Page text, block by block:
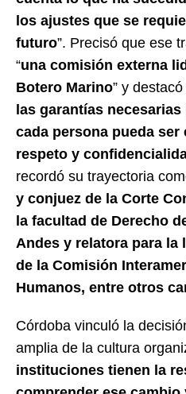
los ajustes que se
futuro”. Precisó que ese
“una comisión externa
Botero Marino” y
las garantías
cada persona pueda ser
respeto y
recordó su trayectoria
y conjuez de la Corte
la facultad de Derecho
Andes y relatora para la
de la Comisión
Humanos, entre otros
Córdoba vinculó la
amplia de la cultura
instituciones tienen la